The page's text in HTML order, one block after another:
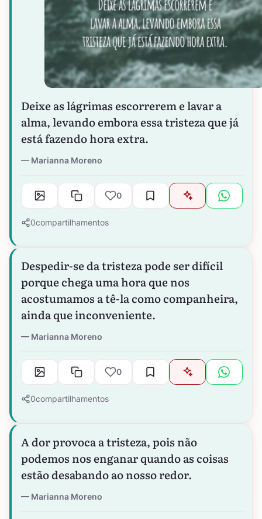
Deixe as lágrimas escorrerem e lavar a
alma, levando embora essa tristeza que já
está fazendo hora extra.
Marianna Moreno
0
0compartilhamentos
Despedir-se da tristeza pode ser difícil
porque chega uma hora que nos
acostumamos a tê-la como companheira,
ainda que inconveniente.
Marianna Moreno
0
0compartilhamentos
A dor provoca a tristeza, pois não
podemos nos enganar quando as coisas
estão desabando ao nosso redor.
Marianna Moreno